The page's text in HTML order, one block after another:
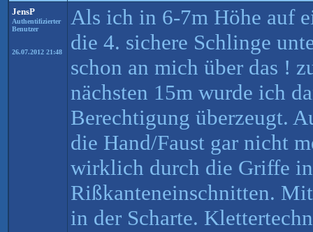
JensP
Authentifizierter
Benutzer
26.07.2012 21:48
Als ich in 6-7m Höhe auf
die 4. sichere Schlinge
schon an mich über das !
nächsten 15m wurde ich
Berechtigung überzeugt.
die Hand/Faust gar nicht
wirklich durch die Griffe
Rißkanteneinschnitten.
in der Scharte.